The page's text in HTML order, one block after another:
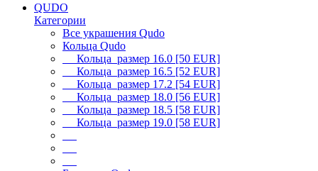
QUDO
Категории
Все украшения Qudo
Кольца Qudo
Кольца размер 16.0 [50 EUR]
Кольца размер 16.5 [52 EUR]
Кольца размер 17.2 [54 EUR]
Кольца размер 18.0 [56 EUR]
Кольца размер 18.5 [58 EUR]
Кольца размер 19.0 [58 EUR]